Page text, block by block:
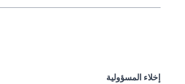
إخلاء المسؤولية